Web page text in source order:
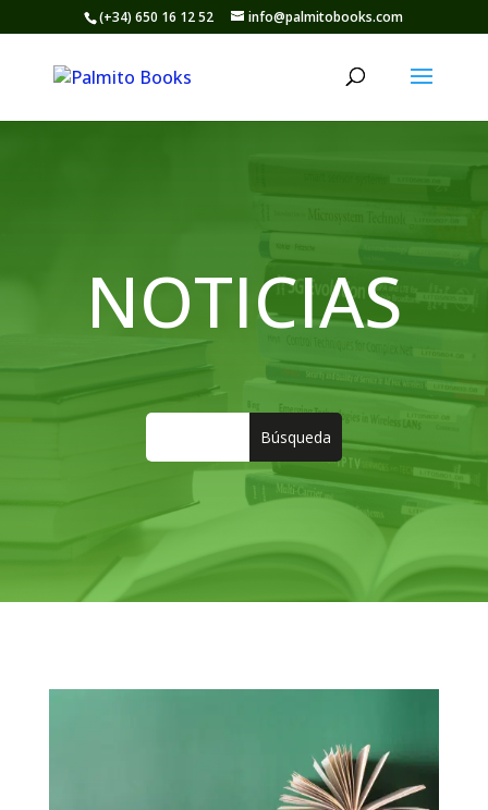
(+34) 650 16 12 52 info@palmitobooks.com
NOTICIAS